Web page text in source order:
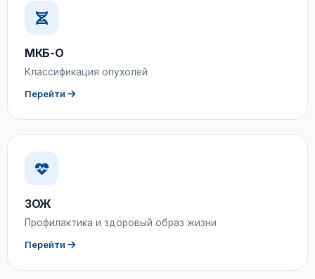
МКБ-О
Классификация опухолей
Перейти
ЗОЖ
Профилактика и здоровый образ жизни
Перейти